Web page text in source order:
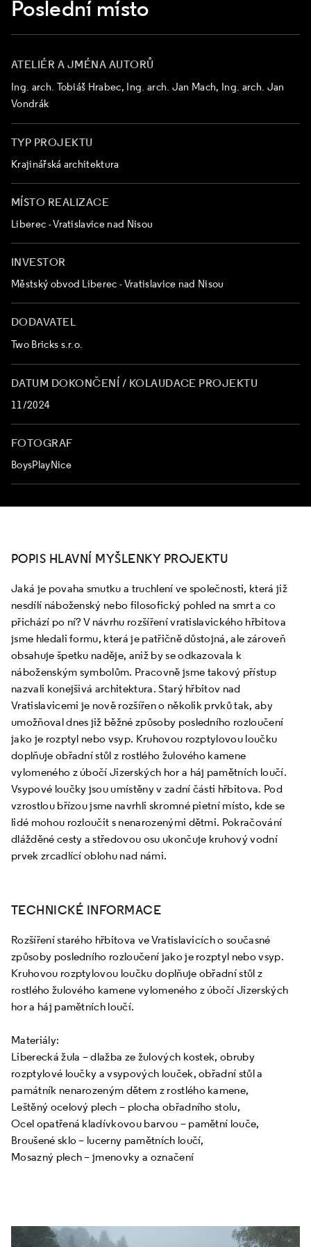
Poslední místo
ATELIÉR A JMÉNA AUTORŮ
Ing. arch. Tobiáš Hrabec, Ing. arch. Jan Mach, Ing. arch. Jan
Vondrák
TYP PROJEKTU
Krajinářská architektura
MÍSTO REALIZACE
Liberec - Vratislavice nad Nisou
INVESTOR
Městský obvod Liberec - Vratislavice nad Nisou
DODAVATEL
Two Bricks s.r.o.
DATUM DOKONČENÍ / KOLAUDACE PROJEKTU
11/2024
FOTOGRAF
BoysPlayNice
POPIS HLAVNÍ MYŠLENKY PROJEKTU
Jaká je povaha smutku a truchlení ve společnosti, která již
nesdílí náboženský nebo filosofický pohled na smrt a co
přichází po ní? V návrhu rozšíření vratislavického hřbitova
jsme hledali formu, která je patřičně důstojná, ale zároveň
obsahuje špetku naděje, aniž by se odkazovala k
náboženským symbolům. Pracovně jsme takový přístup
nazvali konejšivá architektura. Starý hřbitov nad
Vratislavicemi je nově rozšířen o několik prvků tak, aby
umožňoval dnes již běžné způsoby posledního rozloučení
jako je rozptyl nebo vsyp. Kruhovou rozptylovou loučku
doplňuje obřadní stůl z rostlého žulového kamene
vylomeného z úbočí Jizerských hor a háj pamětních loučí.
Vsypové loučky jsou umístěny v zadní části hřbitova. Pod
vzrostlou břízou jsme navrhli skromné pietní místo, kde se
lidé mohou rozloučit s nenarozenými dětmi. Pokračování
dlážděné cesty a středovou osu ukončuje kruhový vodní
prvek zrcadlící oblohu nad námi.
TECHNICKÉ INFORMACE
Rozšíření starého hřbitova ve Vratislavicích o současné
způsoby posledního rozloučení jako je rozptyl nebo vsyp.
Kruhovou rozptylovou loučku doplňuje obřadní stůl z
rostlého žulového kamene vylomeného z úbočí Jizerských
hor a háj pamětních loučí.
Materiály:
Liberecká žula – dlažba ze žulových kostek, obruby
rozptylové loučky a vsypových louček, obřadní stůl a
památník nenarozeným dětem z rostlého kamene,
Leštěný ocelový plech – plocha obřadního stolu,
Ocel opatřená kladívkovou barvou – pamětní louče,
Broušené sklo – lucerny pamětních loučí,
Mosazný plech – jmenovky a označení